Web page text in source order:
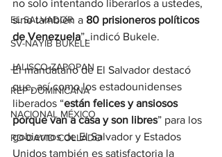
EL SALVADOR
SV-NAYIB BUKELE
JALISCO-ZAPOPAN
REP DOMINICANA
NACIONAL MÉXICO
RD-DAVID COLLADO
no solo intentando liberarlos a ustedes,
sino también a 80 prisioneros políticos
de Venezuela”, indicó Bukele.
El mandatario de El Salvador destacó
que, así como los estadounidenses
liberados “están felices y ansiosos
porque van a casa y son libres” para los
gobiernos de El Salvador y Estados
Unidos también es satisfactoria la